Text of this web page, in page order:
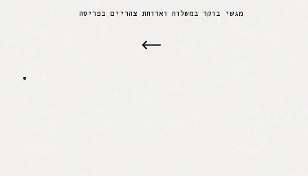
מגשי בוקר במשלוח וארוחת צהריים בפריסה